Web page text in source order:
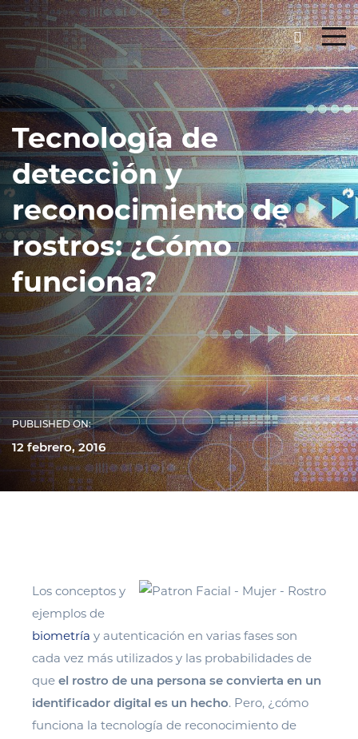
Tecnología de
detección y
reconocimiento de
rostros: ¿Cómo
funciona?
PUBLISHED ON:
12 febrero, 2016
Los conceptos y
ejemplos de
biometría y autenticación en varias fases son
cada vez más utilizados y las probabilidades de
que el rostro de una persona se convierta en un
identificador digital es un hecho. Pero, ¿cómo
funciona la tecnología de reconocimiento de